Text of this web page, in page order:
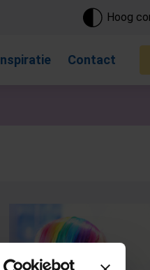
Hoog
Contact
Touch-apparaat